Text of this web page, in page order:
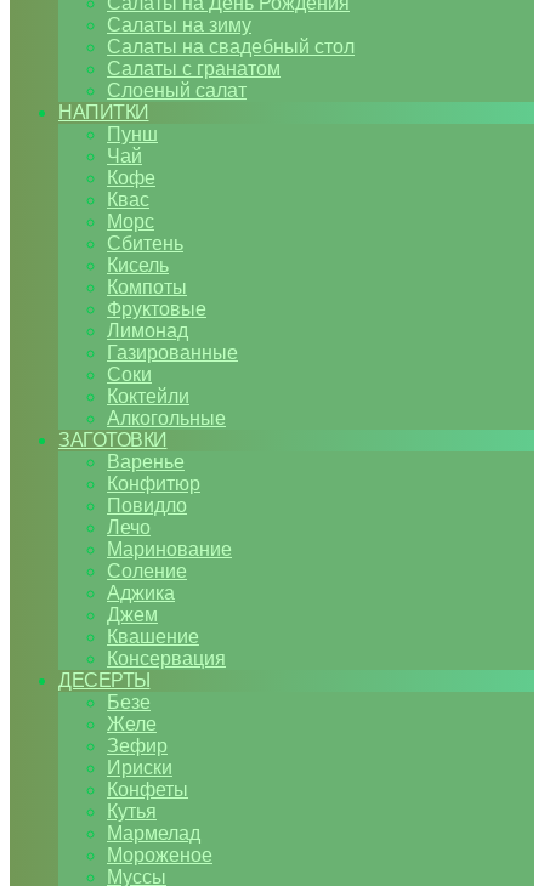
Салаты на зиму
Салаты на свадебный стол
Салаты с гранатом
Слоеный салат
НАПИТКИ
Пунш
Чай
Кофе
Квас
Морс
Сбитень
Кисель
Компоты
Фруктовые
Лимонад
Газированные
Соки
Коктейли
Алкогольные
ЗАГОТОВКИ
Варенье
Конфитюр
Повидло
Лечо
Маринование
Соление
Аджика
Джем
Квашение
Консервация
ДЕСЕРТЫ
Безе
Желе
Зефир
Ириски
Конфеты
Кутья
Мармелад
Мороженое
Муссы